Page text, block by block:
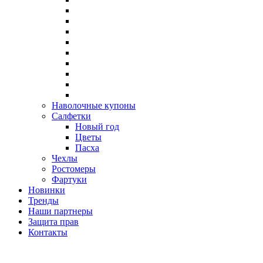
Наволочные купоны
Салфетки
Новый год
Цветы
Пасха
Чехлы
Ростомеры
Фартуки
Новинки
Тренды
Наши партнеры
Защита прав
Контакты